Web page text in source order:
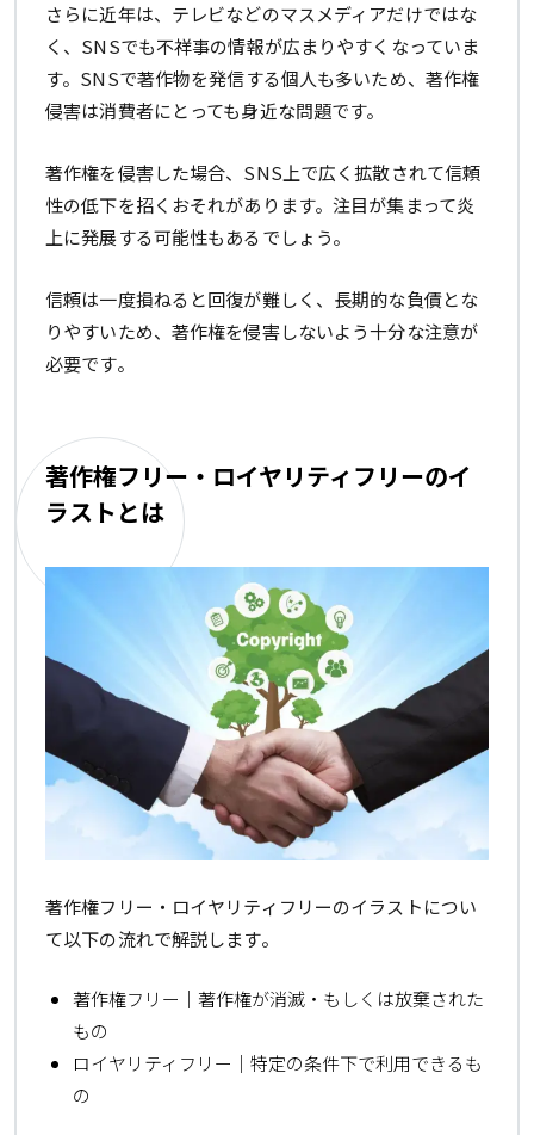
さらに近年は、テレビなどのマスメディアだけではな
く、SNSでも不祥事の情報が広まりやすくなっていま
す。SNSで著作物を発信する個人も多いため、著作権
侵害は消費者にとっても身近な問題です。
著作権を侵害した場合、SNS上で広く拡散されて信頼
性の低下を招くおそれがあります。注目が集まって炎
上に発展する可能性もあるでしょう。
信頼は一度損ねると回復が難しく、長期的な負債とな
りやすいため、著作権を侵害しないよう十分な注意が
必要です。
著作権フリー・ロイヤリティフリーのイ
ラストとは
著作権フリー・ロイヤリティフリーのイラストについ
て以下の流れで解説します。
著作権フリー｜著作権が消滅・もしくは放棄された
もの
ロイヤリティフリー｜特定の条件下で利用できるも
の